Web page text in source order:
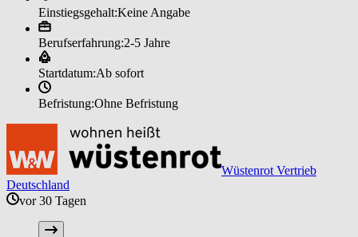
Einstiegsgehalt:Keine Angabe
Berufserfahrung:2-5 Jahre
Startdatum:Ab sofort
Befristung:Ohne Befristung
Wüstenrot Vertrieb
Deutschland
vor 30 Tagen